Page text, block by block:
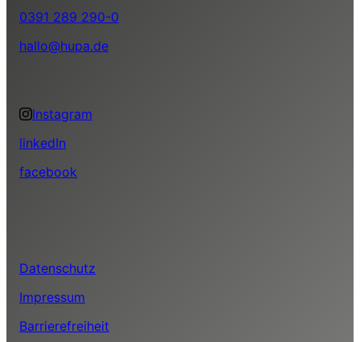
0391 289 290-0
hallo@hupa.de
Instagram
linkedIn
facebook
Datenschutz
Impressum
Barrierefreiheit